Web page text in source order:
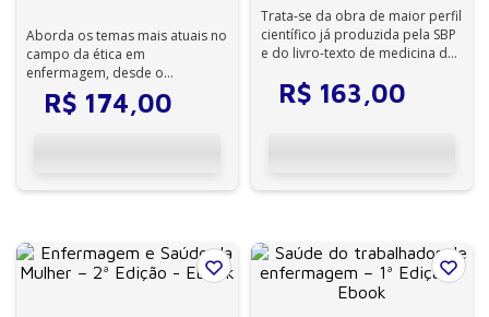
Aborda os temas mais atuais no
campo da ética em
enfermagem, desde o
comportamento profissional
até os avanços mais rece...
R$ 174,00
Trata-se da obra de maior perfil
científico já produzida pela SBP
e do livro-texto de medicina da
R$ 163,00